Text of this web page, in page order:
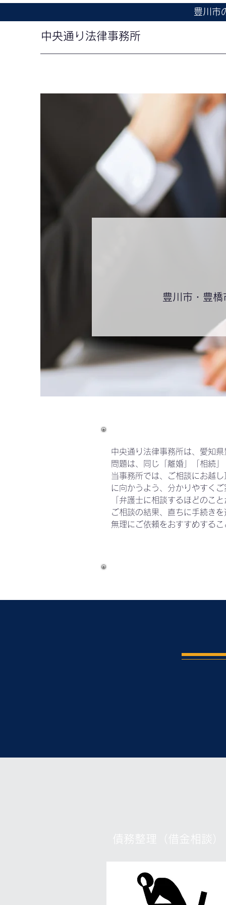
中央通り法律事務所
豊川市
豊川市・豊
中央通り法律事務所は、愛知
問題は、同じ「離婚」「相続
当事務所では、ご相談にお越
に向かうよう、分かりやすく
「弁護士に相談するほどのこ
ご相談の結果、直ちに手続き
無理にご依頼をおすすめする